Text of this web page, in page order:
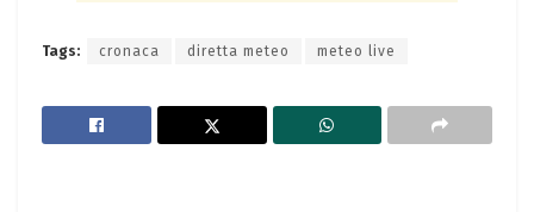
Tags: cronaca diretta meteo meteo live